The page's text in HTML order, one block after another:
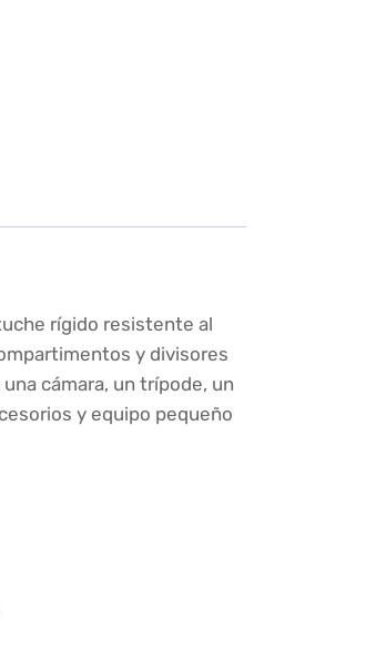
rígido resistente al
y divisores
cámara, un trípode, un
y equipo pequeño